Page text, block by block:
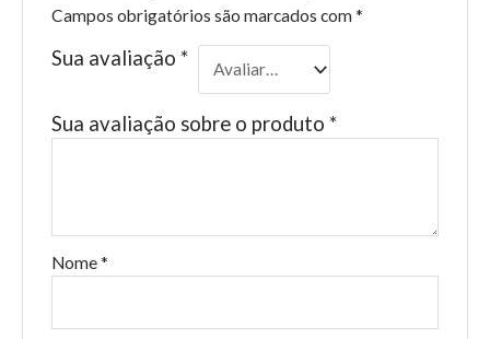
Campos obrigatórios são marcados com *
Sua avaliação *
Sua avaliação sobre o produto *
Nome *